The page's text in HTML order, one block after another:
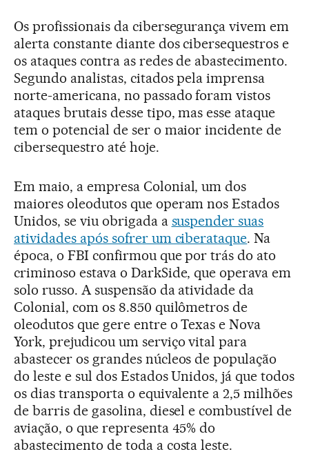
Os profissionais da cibersegurança vivem em
alerta constante diante dos cibersequestros e
os ataques contra as redes de abastecimento.
Segundo analistas, citados pela imprensa
norte-americana, no passado foram vistos
ataques brutais desse tipo, mas esse ataque
tem o potencial de ser o maior incidente de
cibersequestro até hoje.
Em maio, a empresa Colonial, um dos
maiores oleodutos que operam nos Estados
Unidos, se viu obrigada a suspender suas
atividades após sofrer um ciberataque. Na
época, o FBI confirmou que por trás do ato
criminoso estava o DarkSide, que operava em
solo russo. A suspensão da atividade da
Colonial, com os 8.850 quilômetros de
oleodutos que gere entre o Texas e Nova
York, prejudicou um serviço vital para
abastecer os grandes núcleos de população
do leste e sul dos Estados Unidos, já que todos
os dias transporta o equivalente a 2,5 milhões
de barris de gasolina, diesel e combustível de
aviação, o que representa 45% do
abastecimento de toda a costa leste.